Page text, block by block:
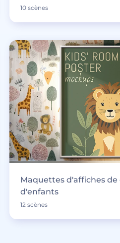
10 scènes
Maquettes d'affiches
d'enfants
12 scènes